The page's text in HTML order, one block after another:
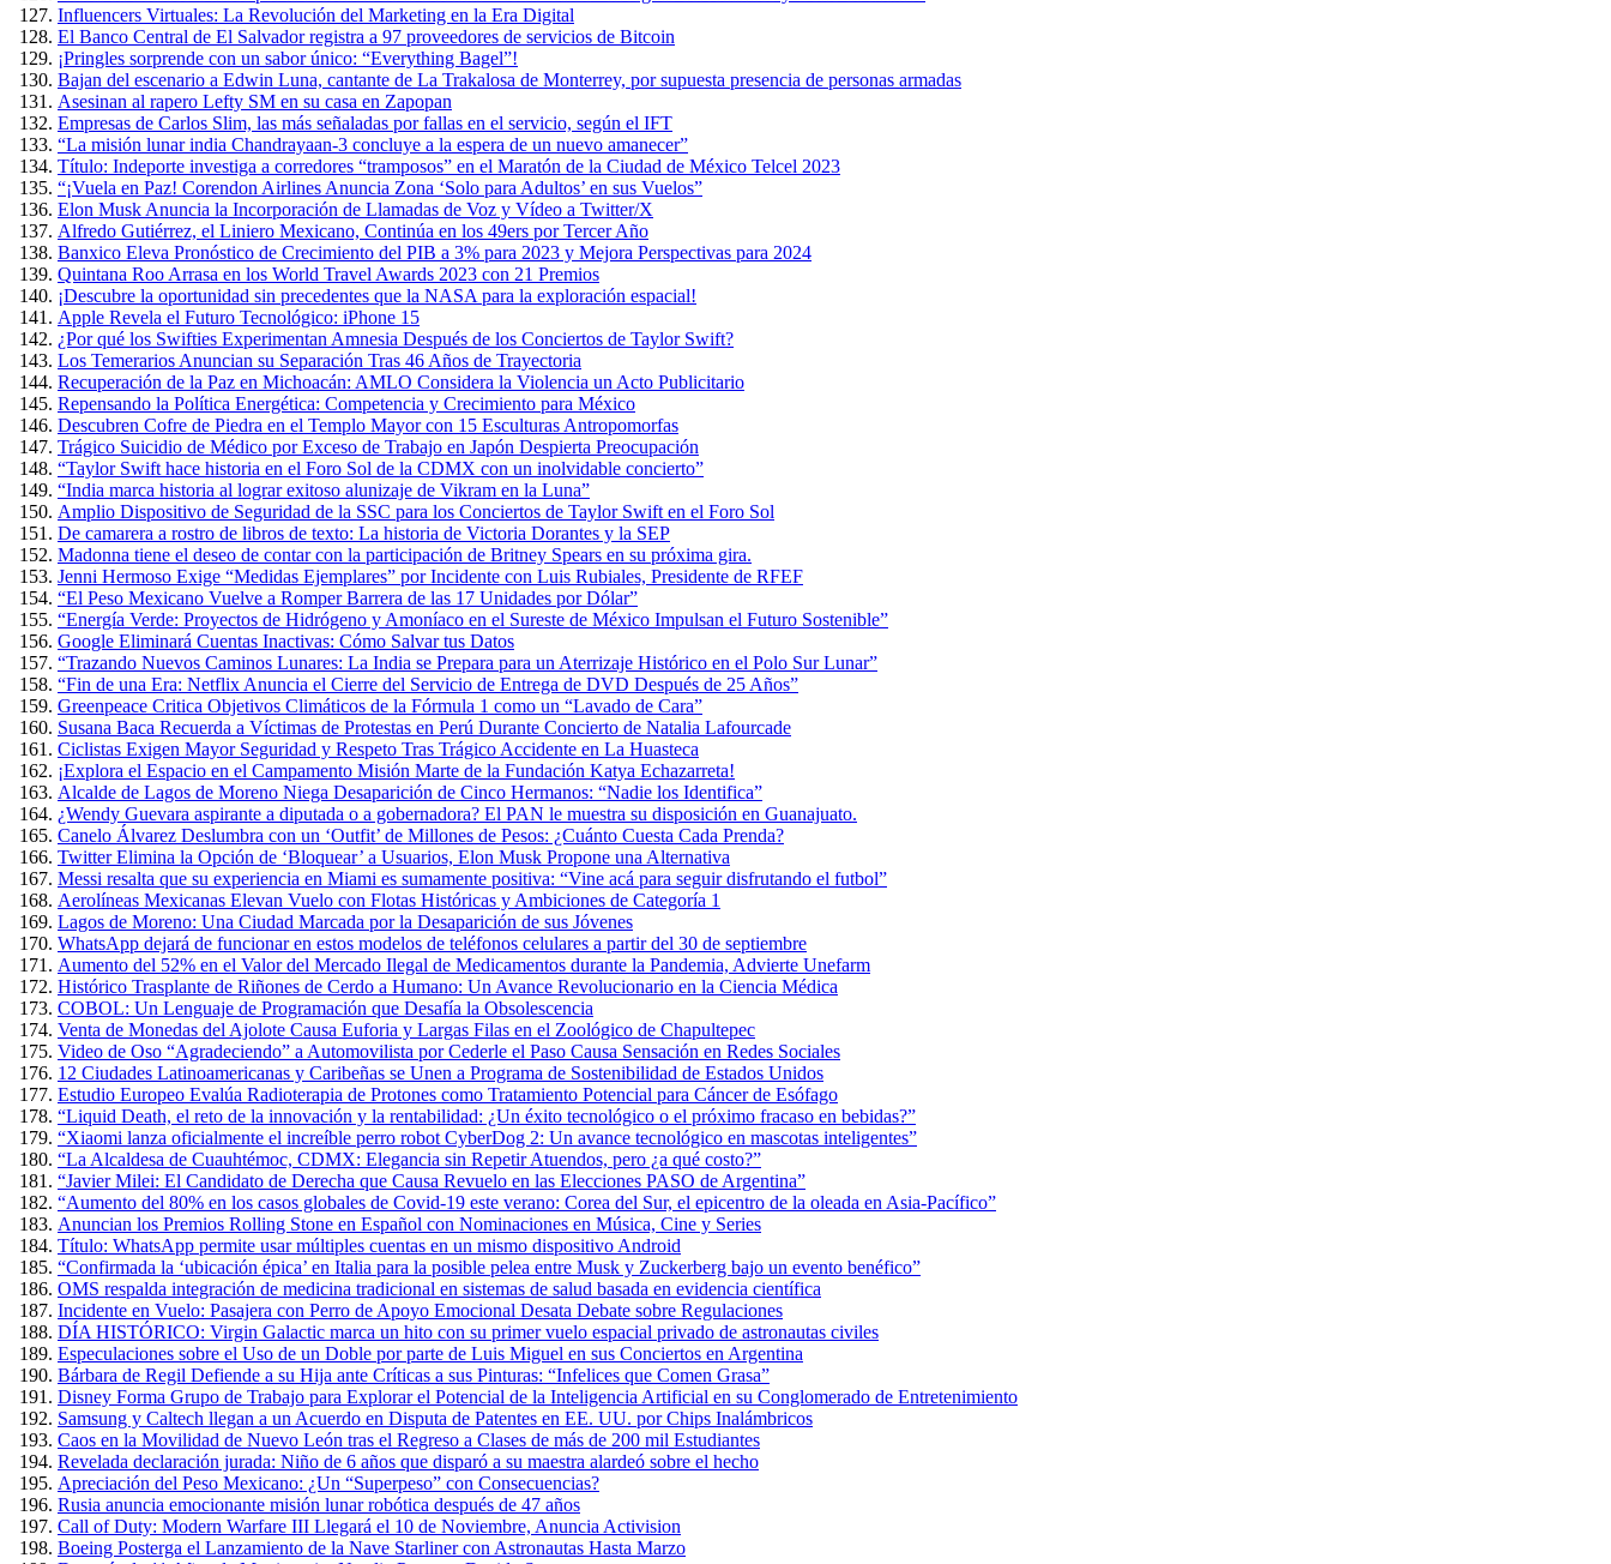
Influencers Virtuales: La Revolución del Marketing en la Era Digital
El Banco Central de El Salvador registra a 97 proveedores de servicios de Bitcoin
¡Pringles sorprende con un sabor único: “Everything Bagel”!
Bajan del escenario a Edwin Luna, cantante de La Trakalosa de Monterrey, por supuesta presencia de personas armadas
Asesinan al rapero Lefty SM en su casa en Zapopan
Empresas de Carlos Slim, las más señaladas por fallas en el servicio, según el IFT
“La misión lunar india Chandrayaan-3 concluye a la espera de un nuevo amanecer”
Título: Indeporte investiga a corredores “tramposos” en el Maratón de la Ciudad de México Telcel 2023
“¡Vuela en Paz! Corendon Airlines Anuncia Zona ‘Solo para Adultos’ en sus Vuelos”
Elon Musk Anuncia la Incorporación de Llamadas de Voz y Vídeo a Twitter/X
Alfredo Gutiérrez, el Liniero Mexicano, Continúa en los 49ers por Tercer Año
Banxico Eleva Pronóstico de Crecimiento del PIB a 3% para 2023 y Mejora Perspectivas para 2024
Quintana Roo Arrasa en los World Travel Awards 2023 con 21 Premios
¡Descubre la oportunidad sin precedentes que la NASA para la exploración espacial!
Apple Revela el Futuro Tecnológico: iPhone 15
¿Por qué los Swifties Experimentan Amnesia Después de los Conciertos de Taylor Swift?
Los Temerarios Anuncian su Separación Tras 46 Años de Trayectoria
Recuperación de la Paz en Michoacán: AMLO Considera la Violencia un Acto Publicitario
Repensando la Política Energética: Competencia y Crecimiento para México
Descubren Cofre de Piedra en el Templo Mayor con 15 Esculturas Antropomorfas
Trágico Suicidio de Médico por Exceso de Trabajo en Japón Despierta Preocupación
“Taylor Swift hace historia en el Foro Sol de la CDMX con un inolvidable concierto”
“India marca historia al lograr exitoso alunizaje de Vikram en la Luna”
Amplio Dispositivo de Seguridad de la SSC para los Conciertos de Taylor Swift en el Foro Sol
De camarera a rostro de libros de texto: La historia de Victoria Dorantes y la SEP
Madonna tiene el deseo de contar con la participación de Britney Spears en su próxima gira.
Jenni Hermoso Exige “Medidas Ejemplares” por Incidente con Luis Rubiales, Presidente de RFEF
“El Peso Mexicano Vuelve a Romper Barrera de las 17 Unidades por Dólar”
“Energía Verde: Proyectos de Hidrógeno y Amoníaco en el Sureste de México Impulsan el Futuro Sostenible”
Google Eliminará Cuentas Inactivas: Cómo Salvar tus Datos
“Trazando Nuevos Caminos Lunares: La India se Prepara para un Aterrizaje Histórico en el Polo Sur Lunar”
“Fin de una Era: Netflix Anuncia el Cierre del Servicio de Entrega de DVD Después de 25 Años”
Greenpeace Critica Objetivos Climáticos de la Fórmula 1 como un “Lavado de Cara”
Susana Baca Recuerda a Víctimas de Protestas en Perú Durante Concierto de Natalia Lafourcade
Ciclistas Exigen Mayor Seguridad y Respeto Tras Trágico Accidente en La Huasteca
¡Explora el Espacio en el Campamento Misión Marte de la Fundación Katya Echazarreta!
Alcalde de Lagos de Moreno Niega Desaparición de Cinco Hermanos: “Nadie los Identifica”
¿Wendy Guevara aspirante a diputada o a gobernadora? El PAN le muestra su disposición en Guanajuato.
Canelo Álvarez Deslumbra con un ‘Outfit’ de Millones de Pesos: ¿Cuánto Cuesta Cada Prenda?
Twitter Elimina la Opción de ‘Bloquear’ a Usuarios, Elon Musk Propone una Alternativa
Messi resalta que su experiencia en Miami es sumamente positiva: “Vine acá para seguir disfrutando el futbol”
Aerolíneas Mexicanas Elevan Vuelo con Flotas Históricas y Ambiciones de Categoría 1
Lagos de Moreno: Una Ciudad Marcada por la Desaparición de sus Jóvenes
WhatsApp dejará de funcionar en estos modelos de teléfonos celulares a partir del 30 de septiembre
Aumento del 52% en el Valor del Mercado Ilegal de Medicamentos durante la Pandemia, Advierte Unefarm
Histórico Trasplante de Riñones de Cerdo a Humano: Un Avance Revolucionario en la Ciencia Médica
COBOL: Un Lenguaje de Programación que Desafía la Obsolescencia
Venta de Monedas del Ajolote Causa Euforia y Largas Filas en el Zoológico de Chapultepec
Video de Oso “Agradeciendo” a Automovilista por Cederle el Paso Causa Sensación en Redes Sociales
12 Ciudades Latinoamericanas y Caribeñas se Unen a Programa de Sostenibilidad de Estados Unidos
Estudio Europeo Evalúa Radioterapia de Protones como Tratamiento Potencial para Cáncer de Esófago
“Liquid Death, el reto de la innovación y la rentabilidad: ¿Un éxito tecnológico o el próximo fracaso en bebidas?”
“Xiaomi lanza oficialmente el increíble perro robot CyberDog 2: Un avance tecnológico en mascotas inteligentes”
“La Alcaldesa de Cuauhtémoc, CDMX: Elegancia sin Repetir Atuendos, pero ¿a qué costo?”
“Javier Milei: El Candidato de Derecha que Causa Revuelo en las Elecciones PASO de Argentina”
“Aumento del 80% en los casos globales de Covid-19 este verano: Corea del Sur, el epicentro de la oleada en Asia-Pacífico”
Anuncian los Premios Rolling Stone en Español con Nominaciones en Música, Cine y Series
Título: WhatsApp permite usar múltiples cuentas en un mismo dispositivo Android
“Confirmada la ‘ubicación épica’ en Italia para la posible pelea entre Musk y Zuckerberg bajo un evento benéfico”
OMS respalda integración de medicina tradicional en sistemas de salud basada en evidencia científica
Incidente en Vuelo: Pasajera con Perro de Apoyo Emocional Desata Debate sobre Regulaciones
DÍA HISTÓRICO: Virgin Galactic marca un hito con su primer vuelo espacial privado de astronautas civiles
Especulaciones sobre el Uso de un Doble por parte de Luis Miguel en sus Conciertos en Argentina
Bárbara de Regil Defiende a su Hija ante Críticas a sus Pinturas: “Infelices que Comen Grasa”
Disney Forma Grupo de Trabajo para Explorar el Potencial de la Inteligencia Artificial en su Conglomerado de Entretenimiento
Samsung y Caltech llegan a un Acuerdo en Disputa de Patentes en EE. UU. por Chips Inalámbricos
Caos en la Movilidad de Nuevo León tras el Regreso a Clases de más de 200 mil Estudiantes
Revelada declaración jurada: Niño de 6 años que disparó a su maestra alardeó sobre el hecho
Apreciación del Peso Mexicano: ¿Un “Superpeso” con Consecuencias?
Rusia anuncia emocionante misión lunar robótica después de 47 años
Call of Duty: Modern Warfare III Llegará el 10 de Noviembre, Anuncia Activision
Boeing Posterga el Lanzamiento de la Nave Starliner con Astronautas Hasta Marzo